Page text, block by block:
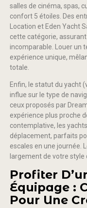
salles de cinéma, spas,
confort 5 étoiles. Des
Location et Eden Yacht
cette catégorie,
incomparable. Louer un
expérience unique,
totale.
Enfin, le statut du yacht
influe sur le type de
ceux proposés par
expérience plus proche
contemplative, les
déplacement, parfaits
escales en une journée.
largement de votre style
Profiter
Équipage :
Pour Une